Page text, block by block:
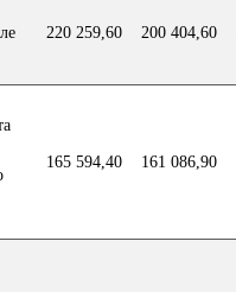
220 259,60 200 404,60
165 594,40 161 086,90